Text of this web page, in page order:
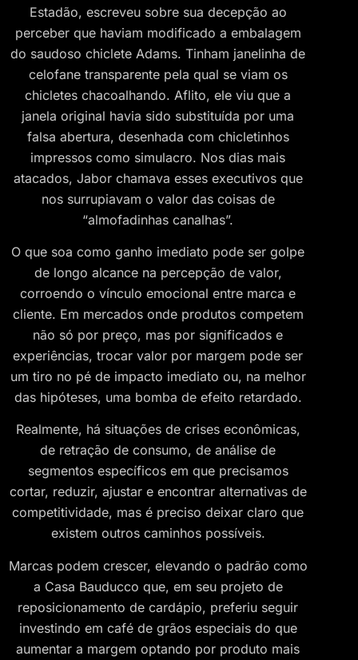
Estadão, escreveu sobre sua decepção ao
perceber que haviam modificado a embalagem
do saudoso chiclete Adams. Tinham janelinha de
celofane transparente pela qual se viam os
chicletes chacoalhando. Aflito, ele viu que a
janela original havia sido substituída por uma
falsa abertura, desenhada com chicletinhos
impressos como simulacro. Nos dias mais
atacados, Jabor chamava esses executivos que
nos surrupiavam o valor das coisas de
“almofadinhas canalhas”.
O que soa como ganho imediato pode ser golpe
de longo alcance na percepção de valor,
corroendo o vínculo emocional entre marca e
cliente. Em mercados onde produtos competem
não só por preço, mas por significados e
experiências, trocar valor por margem pode ser
um tiro no pé de impacto imediato ou, na melhor
das hipóteses, uma bomba de efeito retardado.
Realmente, há situações de crises econômicas,
de retração de consumo, de análise de
segmentos específicos em que precisamos
cortar, reduzir, ajustar e encontrar alternativas de
competitividade, mas é preciso deixar claro que
existem outros caminhos possíveis.
Marcas podem crescer, elevando o padrão como
a Casa Bauducco que, em seu projeto de
reposicionamento de cardápio, preferiu seguir
investindo em café de grãos especiais do que
aumentar a margem optando por produto mais